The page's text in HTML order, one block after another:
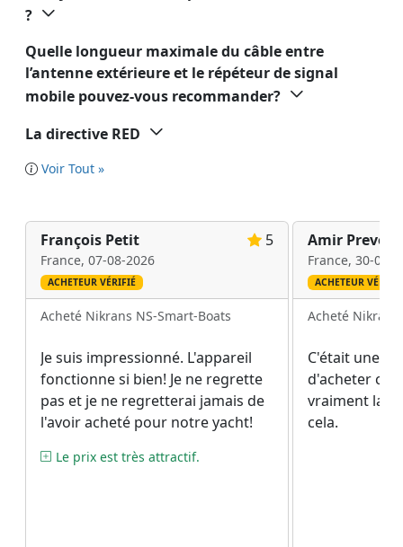
?
Quelle longueur maximale du câble entre
l’antenne extérieure et le répéteur de signal
mobile pouvez-vous recommander?
La directive RED
Voir Tout »
François Petit 5
France, 07-08-2026
ACHETEUR VÉRIFIÉ
Acheté Nikrans NS-Smart-Boats
Je suis impressionné. L'appareil
fonctionne si bien! Je ne regrette
pas et je ne regretterai jamais de
l'avoir acheté pour notre yacht!
Le prix est très attractif.
Amir Prevost
France, 30-07-
ACHETEUR VÉRIFIÉ
Acheté Nikrans
C'était une
d'acheter ce
vraiment la
cela.